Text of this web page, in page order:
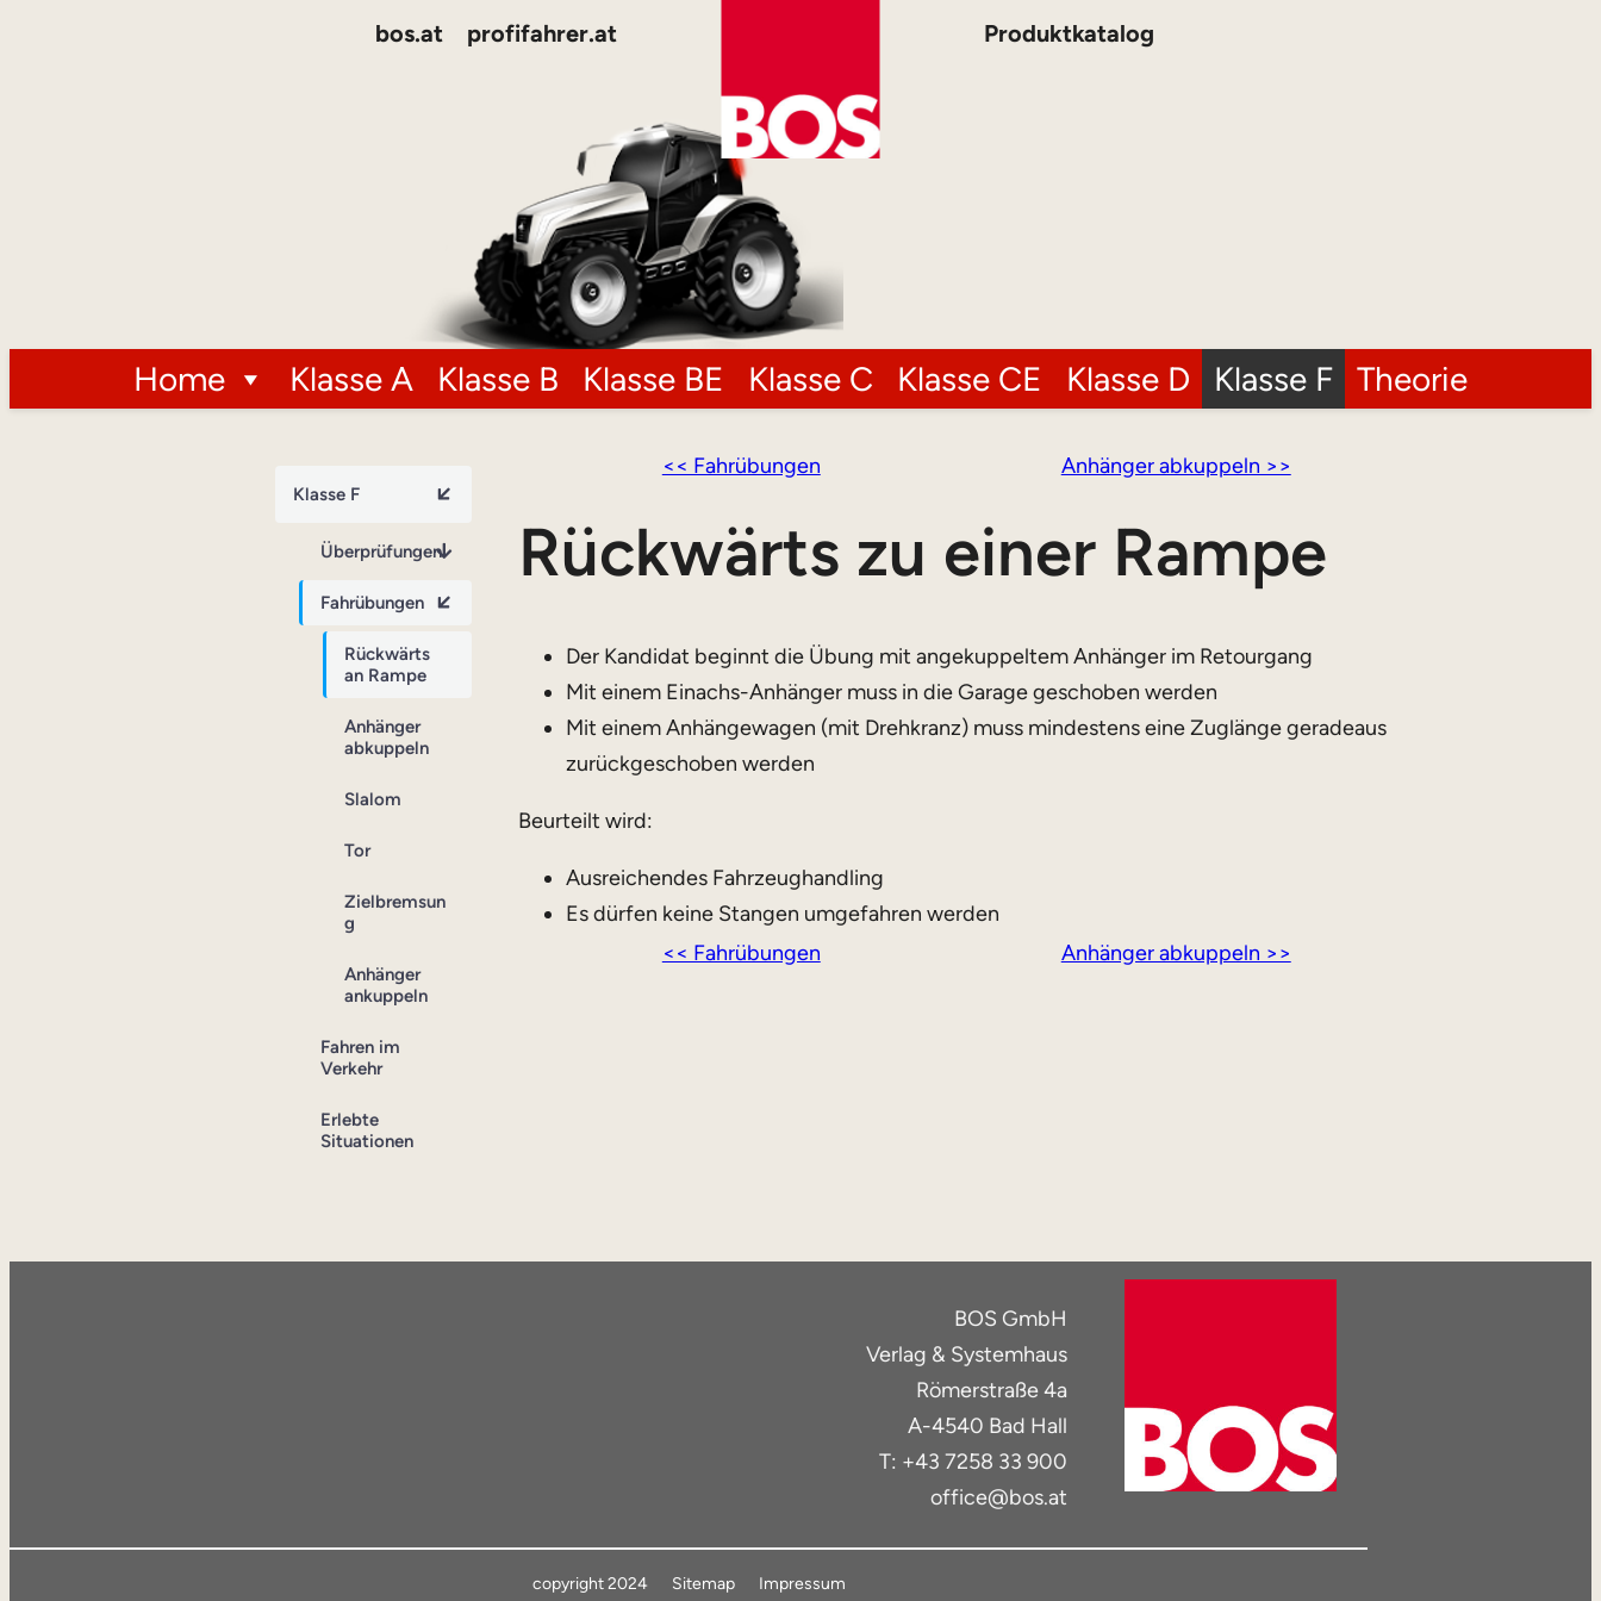
bos.at profifahrer.at Produktkatalog
Home Klasse A Klasse B Klasse BE Klasse C Klasse CE Klasse D Klasse F Theorie
Klasse F
Überprüfungen
Fahrübungen
Rückwärts
an Rampe
Anhänger
abkuppeln
Slalom
Tor
Zielbremsun
g
Anhänger
ankuppeln
Fahren im
Verkehr
Erlebte
Situationen
<< Fahrübungen Anhänger abkuppeln >>
Rückwärts zu einer Rampe
Der Kandidat beginnt die Übung mit angekuppeltem Anhänger im Retourgang
Mit einem Einachs-Anhänger muss in die Garage geschoben werden
Mit einem Anhängewagen (mit Drehkranz) muss mindestens eine Zuglänge geradeaus
zurückgeschoben werden
Beurteilt wird:
Ausreichendes Fahrzeughandling
Es dürfen keine Stangen umgefahren werden
<< Fahrübungen
Anhänger abkuppeln >>
BOS GmbH
Verlag & Systemhaus
Römerstraße 4a
A-4540 Bad Hall
T: +43 7258 33 900
office@bos.at
copyright 2024 Sitemap Impressum